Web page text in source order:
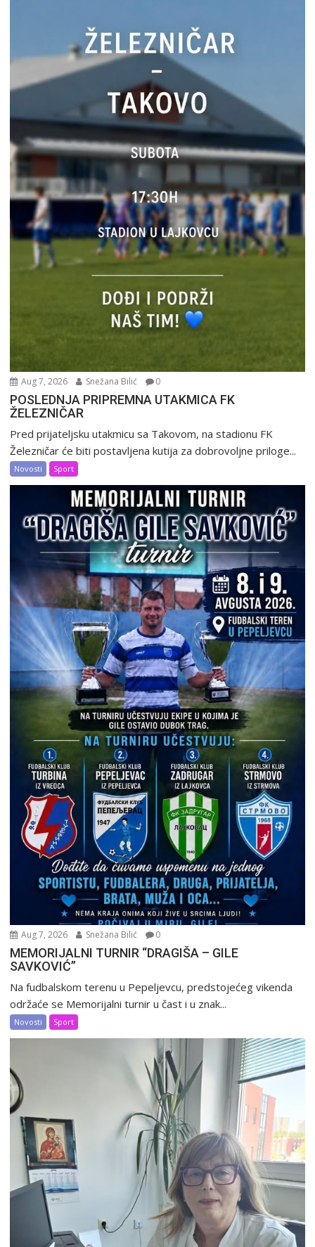
Aug 7, 2026 Snežana Bilić 0
POSLEDNJA PRIPREMNA UTAKMICA FK
ŽELEZNIČAR
Pred prijateljsku utakmicu sa Takovom, na stadionu FK
Železničar će biti postavljena kutija za dobrovoljne priloge...
Novosti Sport
Aug 7, 2026 Snežana Bilić 0
MEMORIJALNI TURNIR “DRAGIŠA – GILE
SAVKOVIĆ”
Na fudbalskom terenu u Pepeljevcu, predstojećeg vikenda
održaće se Memorijalni turnir u čast i u znak...
Novosti Sport